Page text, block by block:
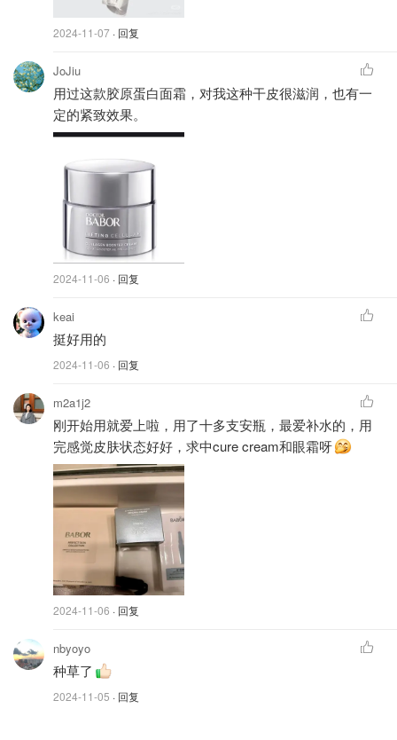
打开后，盒子里面超级详细地说明了怎么开安瓶，并且附赠
了开瓶器~不用担心玻璃瓶会刮伤手！
说是安瓶精华，但质地的流动性有多强你们自己看👇！跟精
华水没什么差别~~
涂起来没有别的保湿产品那种硅感！上脸完全不会粘腻，超
级无敌好吸收！
什么时候用？
是白净的！好惊喜~
晚间用可以让你一扫白天的疲惫，皮肤像喝饱水了的感觉！
duang duang的像打了水光针一样~
（后面有放前后对比🙊）
2024-11-07 · 回复
JoJiu
用过这款胶原蛋白面霜，对我这种干皮很滋润，也有一
定的紧致效果。
2024-11-06 · 回复
keai
挺好用的
2024-11-06 · 回复
m2a1j2
刚开始用就爱上啦，用了十多支安瓶，最爱补水的，用
完感觉皮肤状态好好，求中cure cream和眼霜呀
2024-11-06 · 回复
nbyoyo
种草了
2024-11-05 · 回复